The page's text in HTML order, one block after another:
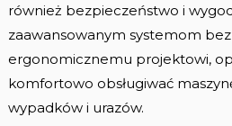
również bezpieczeństwo i
zaawansowanym systemom
ergonomicznemu projektowi,
komfortowo obsługiwać
wypadków i urazów.